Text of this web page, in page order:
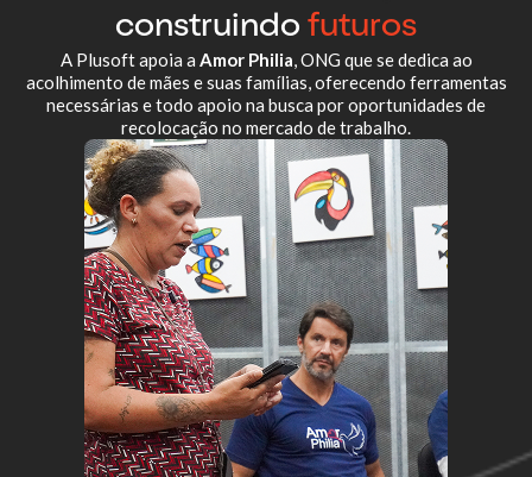
construindo futuros
A Plusoft apoia a Amor Philia, ONG que se dedica ao
acolhimento de mães e suas famílias, oferecendo ferramentas
necessárias e todo apoio na busca por oportunidades de
recolocação no mercado de trabalho.